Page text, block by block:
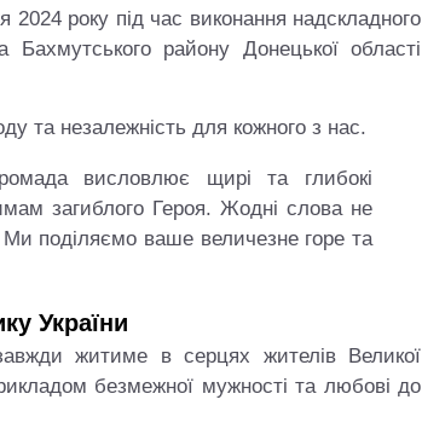
2024 року під час виконання надскладного
Бахмутського району Донецької області
та незалежність для кожного з нас.
висловлює щирі та глибокі
загиблого Героя. Жодні слова не
поділяємо ваше величезне горе та
України
житиме в серцях жителів Великої
безмежної мужності та любові до
з